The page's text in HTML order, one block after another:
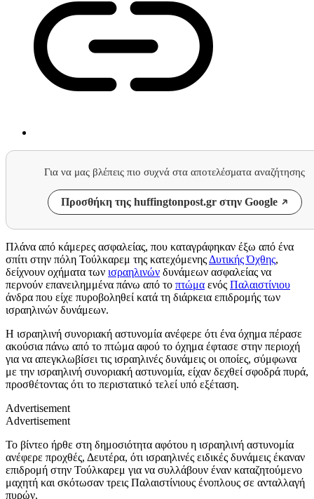
Για να μας βλέπεις πιο συχνά στα αποτελέσματα αναζήτησης
Προσθήκη της huffingtonpost.gr στην Google
Πλάνα από κάμερες ασφαλείας, που καταγράφηκαν έξω από ένα
σπίτι στην πόλη Τούλκαρεμ της κατεχόμενης Δυτικής Όχθης,
δείχνουν οχήματα των ισραηλινών δυνάμεων ασφαλείας να
περνούν επανειλημμένα πάνω από το πτώμα ενός Παλαιστίνιου
άνδρα που είχε πυροβοληθεί κατά τη διάρκεια επιδρομής των
ισραηλινών δυνάμεων.
Η ισραηλινή συνοριακή αστυνομία ανέφερε ότι ένα όχημα πέρασε
ακούσια πάνω από το πτώμα αφού το όχημα έφτασε στην περιοχή
για να απεγκλωβίσει τις ισραηλινές δυνάμεις οι οποίες, σύμφωνα
με την ισραηλινή συνοριακή αστυνομία, είχαν δεχθεί σφοδρά πυρά,
προσθέτοντας ότι το περιστατικό τελεί υπό εξέταση.
Advertisement
Advertisement
Το βίντεο ήρθε στη δημοσιότητα αφότου η ισραηλινή αστυνομία
ανέφερε προχθές, Δευτέρα, ότι ισραηλινές ειδικές δυνάμεις έκαναν
επιδρομή στην Τούλκαρεμ για να συλλάβουν έναν καταζητούμενο
μαχητή και σκότωσαν τρεις Παλαιστίνιους ένοπλους σε ανταλλαγή
πυρών.